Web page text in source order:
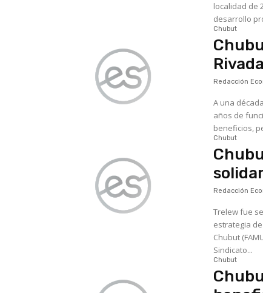
localidad de
desarrollo
Chubut
Redacción
A una
años de
Chubut
Redacción
Trelew fue
estrategia
Chubut
Sindicato...
Chubut